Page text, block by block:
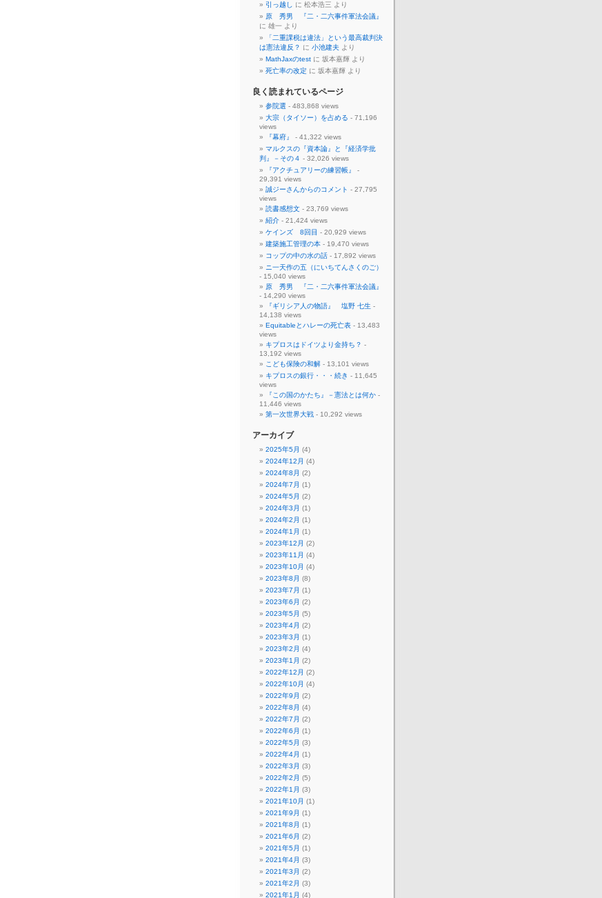
引っ越し に 松本浩三 より
原 秀男 『二・二六事件軍法会議』
に 雄一 より
「二重課税は違法」という最高裁判決
は憲法違反？ に 小池建夫 より
MathJaxのtest に 坂本嘉輝 より
死亡率の改定 に 坂本嘉輝 より
良く読まれているページ
参院選 - 483,868 views
大宗（タイソー）を占める - 71,196
views
『幕府』
- 41,322 views
マルクスの『資本論』と『経済学批
判』－その４ - 32,026 views
『アクチュアリーの練習帳』
-
29,391 views
誠ジーさんからのコメント - 27,795
views
読書感想文 - 23,769 views
紹介 - 21,424 views
ケインズ 8回目 - 20,929 views
建築施工管理の本 - 19,470 views
コップの中の水の話 - 17,892 views
ニ一天作の五（にいちてんさくのご）
- 15,040 views
原 秀男 『二・二六事件軍法会議』
- 14,290 views
『ギリシア人の物語』 塩野 七生 -
14,138 views
Equitableとハレーの死亡表 - 13,483
views
キプロスはドイツより金持ち？ -
13,192 views
こども保険の和解 - 13,101 views
キプロスの銀行・・・続き - 11,645
views
『この国のかたち』－憲法とは何か -
11,446 views
第一次世界大戦 - 10,292 views
アーカイブ
2025年5月 (4)
2024年12月 (4)
2024年8月 (2)
2024年7月 (1)
2024年5月 (2)
2024年3月 (1)
2024年2月 (1)
2024年1月 (1)
2023年12月 (2)
2023年11月 (4)
2023年10月 (4)
2023年8月 (8)
2023年7月 (1)
2023年6月 (2)
2023年5月 (5)
2023年4月 (2)
2023年3月 (1)
2023年2月 (4)
2023年1月 (2)
2022年12月 (2)
2022年10月 (4)
2022年9月 (2)
2022年8月 (4)
2022年7月 (2)
2022年6月 (1)
2022年5月 (3)
2022年4月 (1)
2022年3月 (3)
2022年2月 (5)
2022年1月 (3)
2021年10月 (1)
2021年9月 (1)
2021年8月 (1)
2021年6月 (2)
2021年5月 (1)
2021年4月 (3)
2021年3月 (2)
2021年2月 (3)
2021年1月 (4)